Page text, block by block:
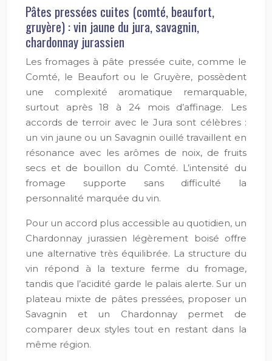
Pâtes pressées cuites (comté, beaufort,
gruyère) : vin jaune du jura, savagnin,
chardonnay jurassien
Les fromages à pâte pressée cuite, comme le
Comté, le Beaufort ou le Gruyère, possèdent
une complexité aromatique remarquable,
surtout après 18 à 24 mois d’affinage. Les
accords de terroir avec le Jura sont célèbres :
un vin jaune ou un Savagnin ouillé travaillent en
résonance avec les arômes de noix, de fruits
secs et de bouillon du Comté. L’intensité du
fromage supporte sans difficulté la
personnalité marquée du vin.
Pour un accord plus accessible au quotidien, un
Chardonnay jurassien légèrement boisé offre
une alternative très équilibrée. La structure du
vin répond à la texture ferme du fromage,
tandis que l’acidité garde le palais alerte. Sur un
plateau mixte de pâtes pressées, proposer un
Savagnin et un Chardonnay permet de
comparer deux styles tout en restant dans la
même région.